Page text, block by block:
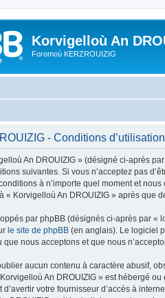
Korvigelloù An
Foromoù KERZROUIZIG
- Conditions d’utilisation
An DROUIZIG » (désigné ci-après
suivantes. Si vous n’acceptez pas
à n’importe quel moment et
« Korvigelloù An DROUIZIG » après que
par phpBB (désignés ci-après par
le site de phpBB (en anglais). Le logiciel
nous acceptons et que nous
aucun contenu à caractère abusif,
An DROUIZIG » est hébergé
votre fournisseur d’accès à